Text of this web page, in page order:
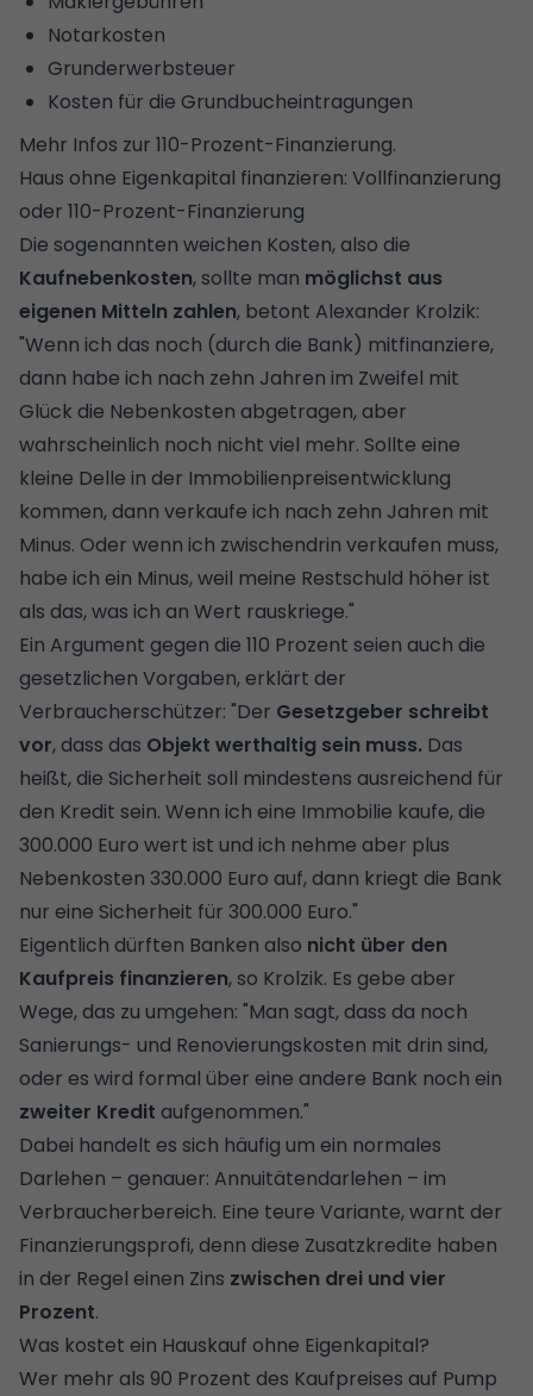
Notarkosten
Grunderwerbsteuer
Kosten für die Grundbucheintragungen
Mehr Infos zur 110-Prozent-Finanzierung.
Haus ohne Eigenkapital finanzieren: Vollfinanzierung
oder 110-Prozent-Finanzierung
Die sogenannten weichen Kosten, also die
Kaufnebenkosten, sollte man möglichst aus
eigenen Mitteln zahlen, betont Alexander Krolzik:
"Wenn ich das noch (durch die Bank) mitfinanziere,
dann habe ich nach zehn Jahren im Zweifel mit
Glück die Nebenkosten abgetragen, aber
wahrscheinlich noch nicht viel mehr. Sollte eine
kleine Delle in der Immobilienpreisentwicklung
kommen, dann verkaufe ich nach zehn Jahren mit
Minus. Oder wenn ich zwischendrin verkaufen muss,
habe ich ein Minus, weil meine Restschuld höher ist
als das, was ich an Wert rauskriege."
Ein Argument gegen die 110 Prozent seien auch die
gesetzlichen Vorgaben, erklärt der
Verbraucherschützer: "Der Gesetzgeber schreibt
vor, dass das Objekt werthaltig sein muss. Das
heißt, die Sicherheit soll mindestens ausreichend für
den Kredit sein. Wenn ich eine Immobilie kaufe, die
300.000 Euro wert ist und ich nehme aber plus
Nebenkosten 330.000 Euro auf, dann kriegt die Bank
nur eine Sicherheit für 300.000 Euro."
Eigentlich dürften Banken also nicht über den
Kaufpreis finanzieren, so Krolzik. Es gebe aber
Wege, das zu umgehen: "Man sagt, dass da noch
Sanierungs- und Renovierungskosten mit drin sind,
oder es wird formal über eine andere Bank noch ein
zweiter Kredit aufgenommen."
Dabei handelt es sich häufig um ein normales
Darlehen – genauer: Annuitätendarlehen – im
Verbraucherbereich. Eine teure Variante, warnt der
Finanzierungsprofi, denn diese Zusatzkredite haben
in der Regel einen Zins zwischen drei und vier
Prozent.
Was kostet ein Hauskauf ohne Eigenkapital?
Wer mehr als 90 Prozent des Kauf­preises auf Pump